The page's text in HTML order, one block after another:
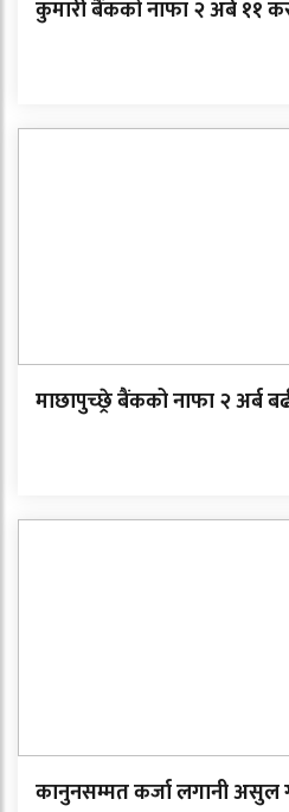
कुमारी बैंकको नाफा २ अर्ब ११
माछापुच्छ्रे बैंकको नाफा २ अर्ब
कानुनसम्मत कर्जा लगानी असुल